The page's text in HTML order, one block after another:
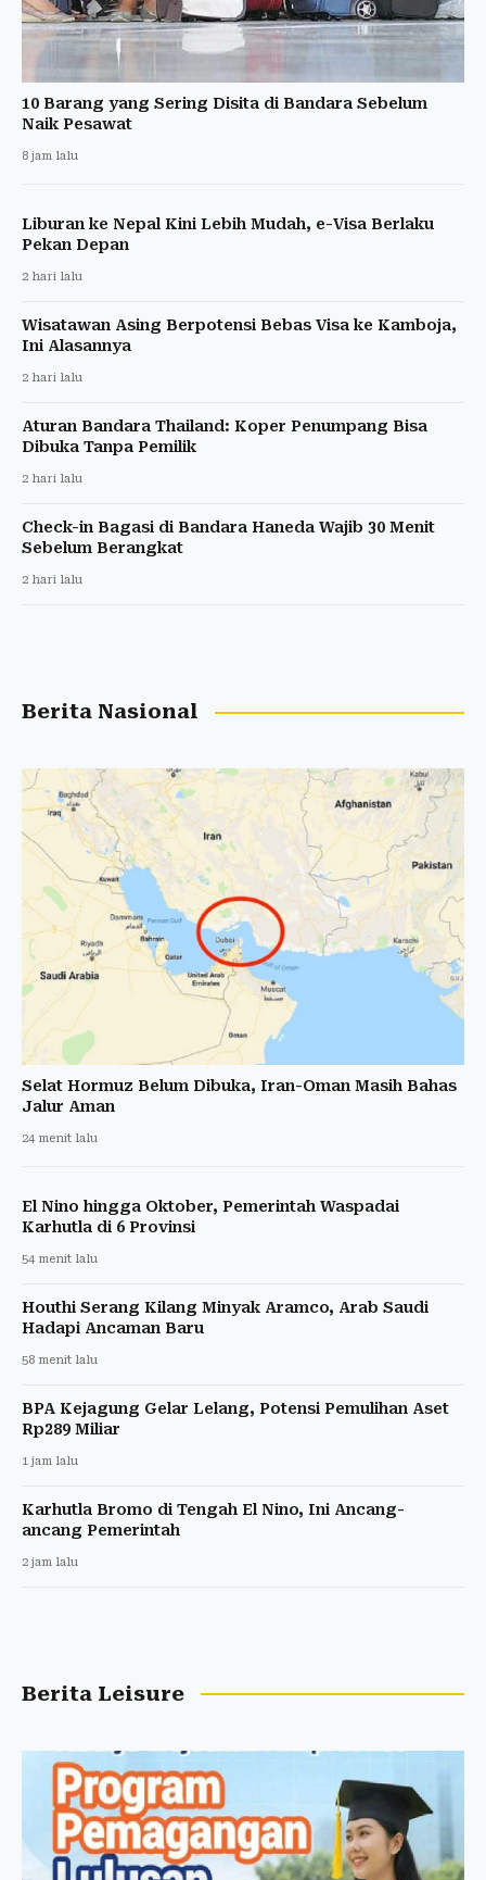
10 Barang yang Sering Disita di Bandara Sebelum
Naik Pesawat
8 jam lalu
Liburan ke Nepal Kini Lebih Mudah, e-Visa Berlaku
Pekan Depan
2 hari lalu
Wisatawan Asing Berpotensi Bebas Visa ke Kamboja,
Ini Alasannya
2 hari lalu
Aturan Bandara Thailand: Koper Penumpang Bisa
Dibuka Tanpa Pemilik
2 hari lalu
Check-in Bagasi di Bandara Haneda Wajib 30 Menit
Sebelum Berangkat
2 hari lalu
Berita Nasional
Selat Hormuz Belum Dibuka, Iran-Oman Masih Bahas
Jalur Aman
24 menit lalu
El Nino hingga Oktober, Pemerintah Waspadai
Karhutla di 6 Provinsi
54 menit lalu
Houthi Serang Kilang Minyak Aramco, Arab Saudi
Hadapi Ancaman Baru
58 menit lalu
BPA Kejagung Gelar Lelang, Potensi Pemulihan Aset
Rp289 Miliar
1 jam lalu
Karhutla Bromo di Tengah El Nino, Ini Ancang-
ancang Pemerintah
2 jam lalu
Berita Leisure